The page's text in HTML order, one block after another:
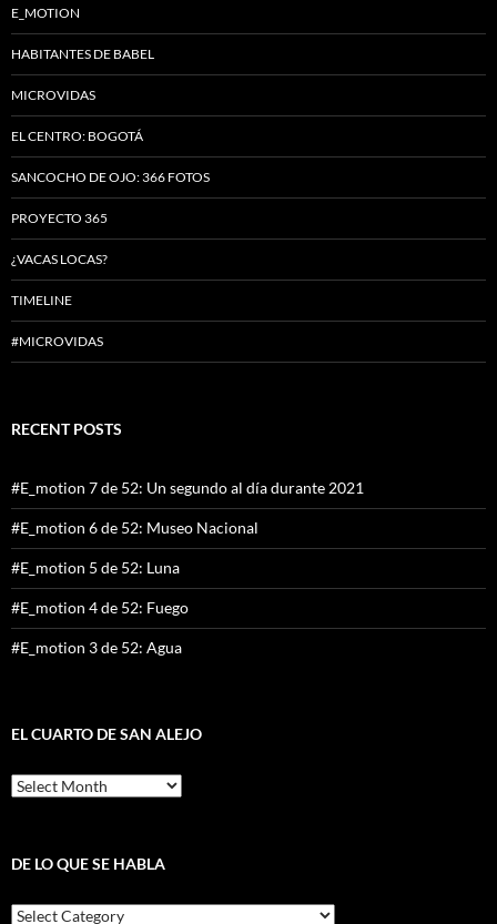
E_MOTION
HABITANTES DE BABEL
MICROVIDAS
EL CENTRO: BOGOTÁ
SANCOCHO DE OJO: 366 FOTOS
PROYECTO 365
¿VACAS LOCAS?
TIMELINE
#MICROVIDAS
RECENT POSTS
#E_motion 7 de 52: Un segundo al día durante 2021
#E_motion 6 de 52: Museo Nacional
#E_motion 5 de 52: Luna
#E_motion 4 de 52: Fuego
#E_motion 3 de 52: Agua
EL CUARTO DE SAN ALEJO
El
cuarto
Alejo
DE LO QUE SE HABLA
De